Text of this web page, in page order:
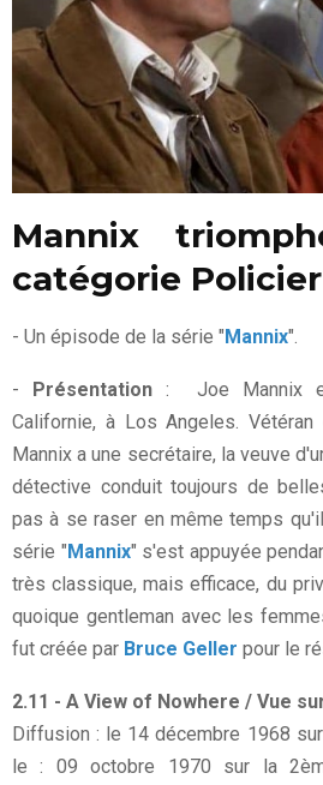
Mannix
catégorie Policier
- Un épisode de la série "Mannix".
- Présentation : Joe Mannix
Californie, à Los Angeles.
Mannix a une secrétaire, la veuve
détective conduit toujours de
pas à se raser en même temps
série "Mannix" s'est appuyée
très classique, mais efficace, du
quoique gentleman avec les
fut créée par Bruce Geller pour le
2.11 - A View of Nowhere / Vue
Diffusion : le 14 décembre 1968
le : 09 octobre 1970 sur la